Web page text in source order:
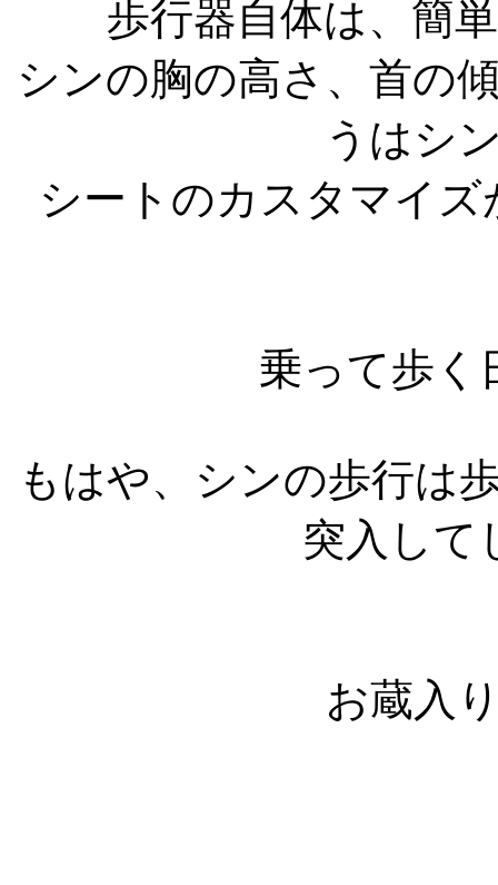
歩行器自体は、簡
シンの胸の高さ、首の
うはシ
シートのカスタマイ
乗って歩く
もはや、シンの歩行は
突入して
お蔵入